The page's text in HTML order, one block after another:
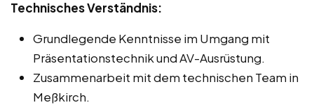
Technisches Verständnis:
Grundlegende Kenntnisse im Umgang mit
Präsentationstechnik und AV-Ausrüstung.
Zusammenarbeit mit dem technischen Team in
Meßkirch.